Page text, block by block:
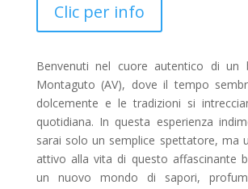
recensioni
Clic per info
Benvenuti nel cuore autentico di un
Montaguto (AV), dove il tempo
dolcemente e le tradizioni si
quotidiana. In questa esperienza
sarai solo un semplice spettatore, ma
attivo alla vita di questo affascinante
un nuovo mondo di sapori,